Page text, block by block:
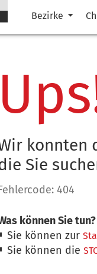
Bezirke
konnten
Sie
404
können Sie tun?
Sie können zur
Sie können die